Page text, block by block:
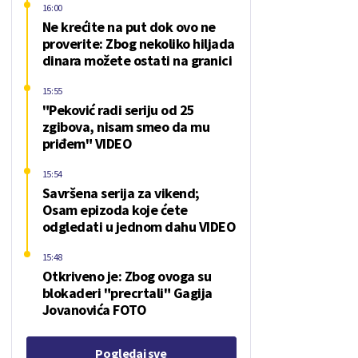
Ne krećite na put dok ovo ne
proverite: Zbog nekoliko hiljada
dinara možete ostati na granici
16:00
"Peković radi seriju od 25
zgibova, nisam smeo da mu
priđem" VIDEO
15:55
Savršena serija za vikend;
Osam epizoda koje ćete
odgledati u jednom dahu VIDEO
15:54
Otkriveno je: Zbog ovoga su
blokaderi "precrtali" Gagija
Jovanovića FOTO
15:48
Pogledaj sve